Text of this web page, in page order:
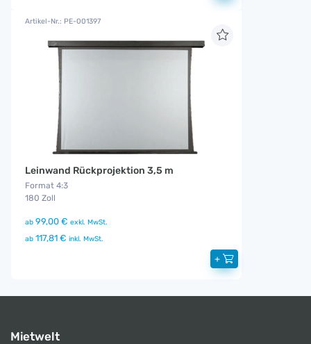
Artikel-Nr.: PE-001397
Leinwand Rückprojektion 3,5 m
Format 4:3
180 Zoll
ab 99,00 € exkl. MwSt.
ab 117,81 € inkl. MwSt.
+
Mietwelt